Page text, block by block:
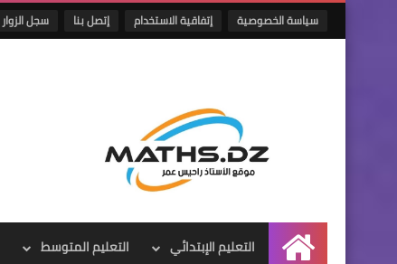
سياسة الخصوصية إتفاقية الاستخدام إتصل بنا سجل الزوار
الرئيسية
التعليم الإبتدائي التعليم المتوسط